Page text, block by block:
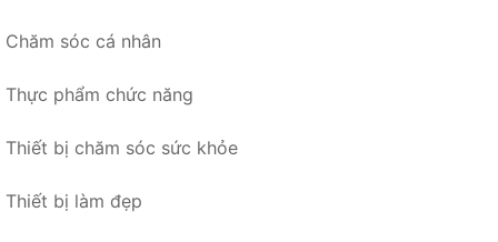
Chăm sóc cá nhân
Thực phẩm chức năng
Thiết bị chăm sóc sức khỏe
Thiết bị làm đẹp